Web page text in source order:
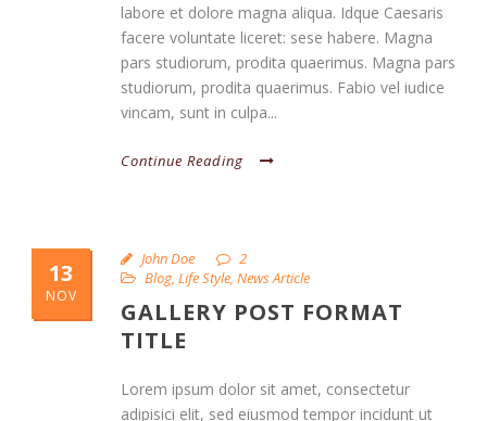
labore et dolore magna aliqua. Idque Caesaris
facere voluntate liceret: sese habere. Magna
pars studiorum, prodita quaerimus. Magna pars
studiorum, prodita quaerimus. Fabio vel iudice
vincam, sunt in culpa...
Continue Reading
13
NOV
John Doe
2
Blog, Life Style, News Article
GALLERY POST FORMAT
TITLE
Lorem ipsum dolor sit amet, consectetur
adipisici elit, sed eiusmod tempor incidunt ut